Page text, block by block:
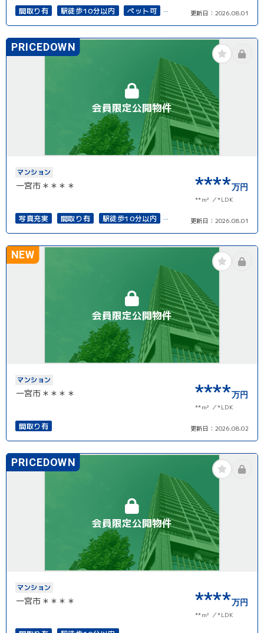
間取り有 駅徒歩10分以内
ペット可
更新日： 2026.08.01
会員限定公開物件
PRICEDOWN
マンション
一宮市＊＊＊＊ ****万円
**m² *LDK
写真充実 間取り有
駅徒歩10分以内
更新日： 2026.08.01
会員限定公開物件
NEW
マンション
一宮市＊＊＊＊ ****万円
**m² *LDK
間取り有 更新日： 2026.08.02
会員限定公開物件
PRICEDOWN
マンション
一宮市＊＊＊＊ ****万円
**m² *LDK